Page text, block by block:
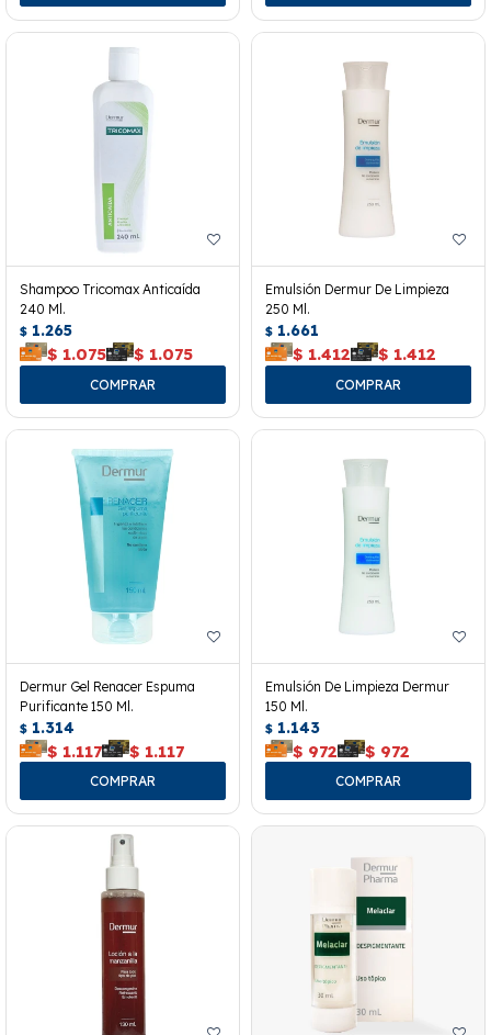
Shampoo Tricomax Anticaída
240 Ml.
$ 1.265
$ 1.075 $ 1.075
Emulsión Dermur De Limpieza
250 Ml.
$ 1.661
$ 1.412 $ 1.412
Dermur Gel Renacer Espuma
Purificante 150 Ml.
$ 1.314
$ 1.117 $ 1.117
Emulsión De Limpieza Dermur
150 Ml.
$ 1.143
$ 972 $ 972